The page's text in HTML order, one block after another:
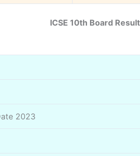
ICSE 10th Board
2023